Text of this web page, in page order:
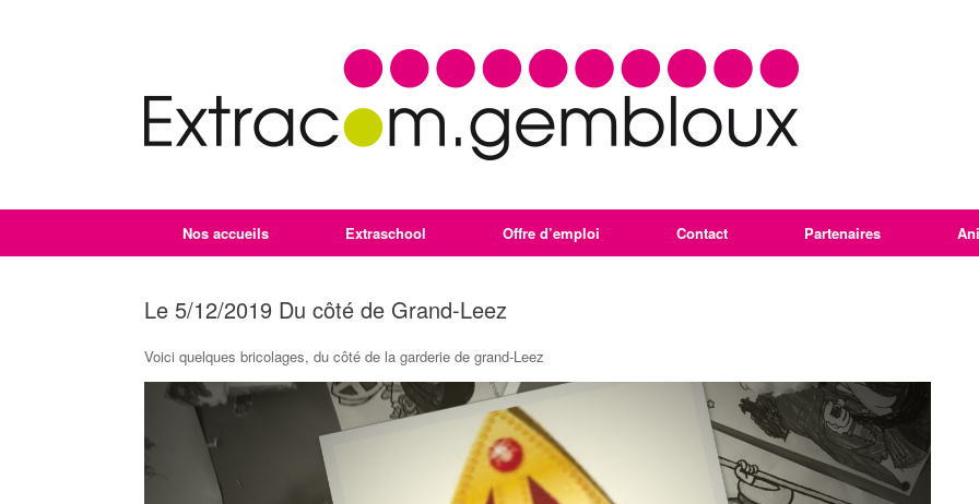
Nos accueils Extraschool Offre d’emploi Contact Partenaires
Le 5/12/2019 Du côté de Grand-Leez
Voici quelques bricolages, du côté de la garderie de grand-Leez
Lecteur